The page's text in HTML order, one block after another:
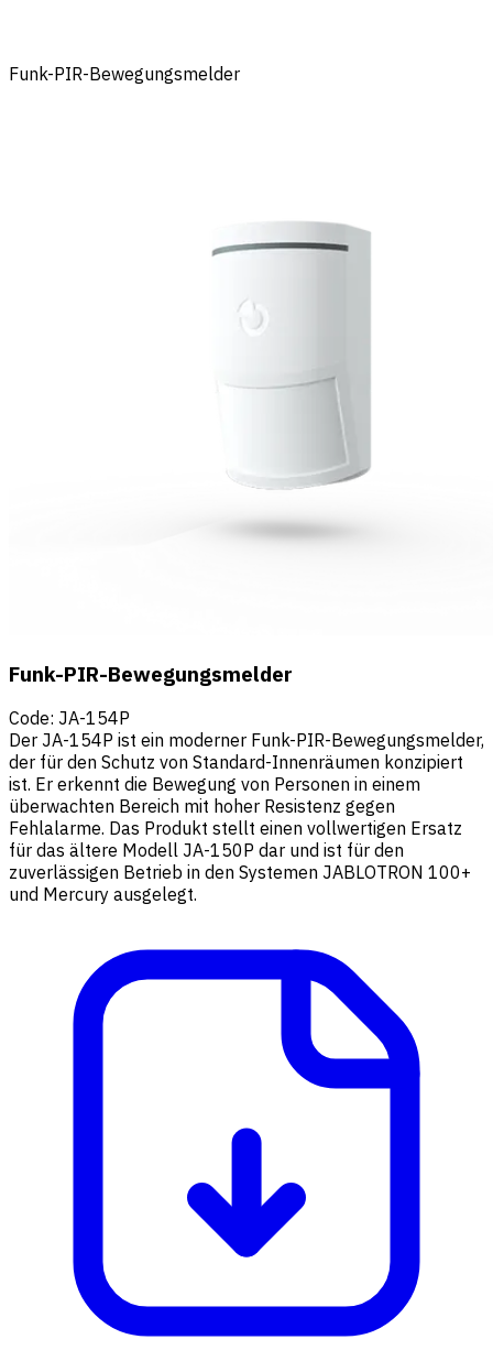
Funk-PIR-Bewegungsmelder
Funk-PIR-Bewegungsmelder
Code: JA-154P
Der JA-154P ist ein moderner Funk-PIR-Bewegungsmelder,
der für den Schutz von Standard-Innenräumen konzipiert
ist. Er erkennt die Bewegung von Personen in einem
überwachten Bereich mit hoher Resistenz gegen
Fehlalarme. Das Produkt stellt einen vollwertigen Ersatz
für das ältere Modell JA-150P dar und ist für den
zuverlässigen Betrieb in den Systemen JABLOTRON 100+
und Mercury ausgelegt.